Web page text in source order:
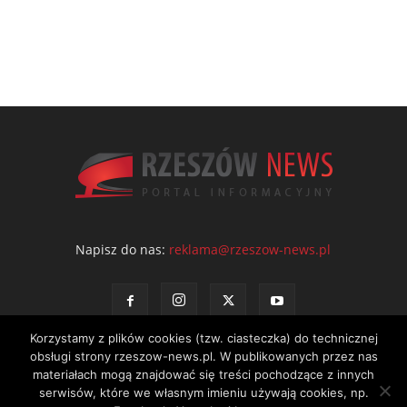
Napisz do nas: reklama@rzeszow-news.pl
Kontakt Polityka prywatności Regulamin portalu
Korzystamy z plików cookies (tzw. ciasteczka) do technicznej
obsługi strony rzeszow-news.pl. W publikowanych przez nas
materiałach mogą znajdować się treści pochodzące z innych
serwisów, które we własnym imieniu używają cookies, np.